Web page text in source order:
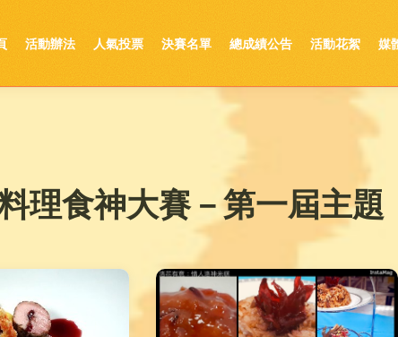
活動辦法 人氣投票 決賽名單 總成績公告 活動花絮 媒
理食神大賽－第一屆主題